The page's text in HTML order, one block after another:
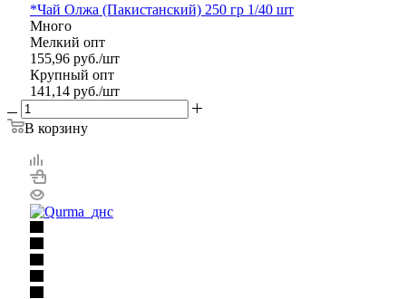
*Чай Олжа (Пакистанский) 250 гр 1/40 шт
Много
Мелкий опт
155,96 руб./шт
Крупный опт
141,14 руб./шт
В корзину